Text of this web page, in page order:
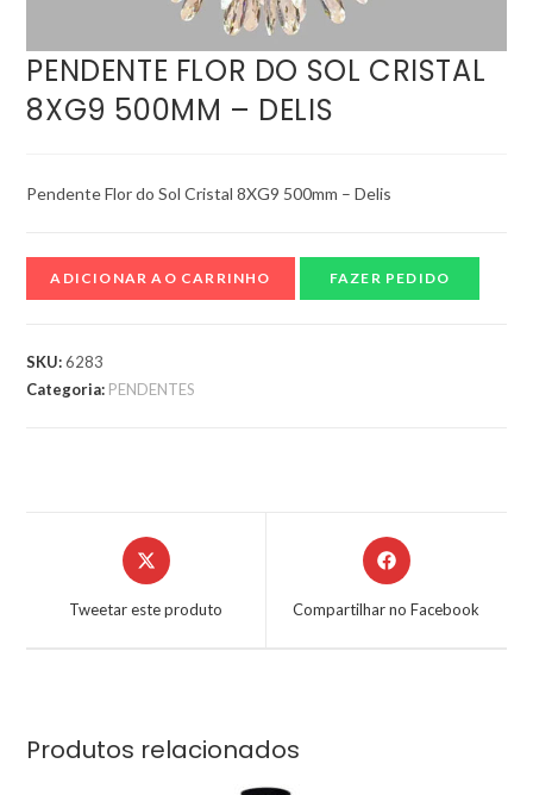
PENDENTE FLOR DO SOL CRISTAL
8XG9 500MM – DELIS
Pendente Flor do Sol Cristal 8XG9 500mm – Delis
ADICIONAR AO CARRINHO FAZER PEDIDO
SKU:6283
Categoria: PENDENTES
Tweetar este produto Compartilhar no Facebook
Produtos relacionados